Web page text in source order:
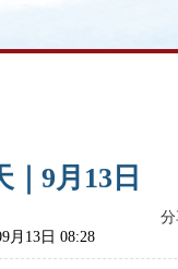
9月13日
月13日 08:28